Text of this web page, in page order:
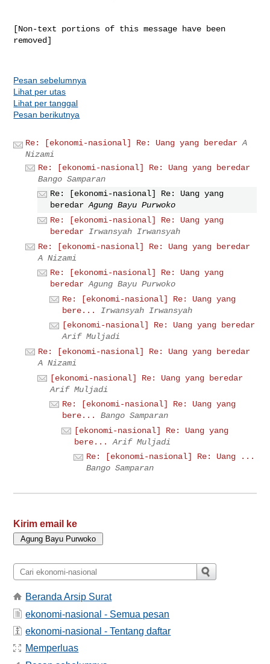
[Non-text portions of this message have been
removed]
Pesan sebelumnya
Lihat per utas
Lihat per tanggal
Pesan berikutnya
Re: [ekonomi-nasional] Re: Uang yang beredar A
Nizami
Re: [ekonomi-nasional] Re: Uang yang beredar
Bango Samparan
Re: [ekonomi-nasional] Re: Uang yang
beredar Agung Bayu Purwoko
Re: [ekonomi-nasional] Re: Uang yang
beredar Irwansyah Irwansyah
Re: [ekonomi-nasional] Re: Uang yang beredar
A Nizami
Re: [ekonomi-nasional] Re: Uang yang
beredar Agung Bayu Purwoko
Re: [ekonomi-nasional] Re: Uang yang
bere...
Irwansyah Irwansyah
[ekonomi-nasional] Re: Uang yang beredar
Arif Muljadi
Re: [ekonomi-nasional] Re: Uang yang beredar
A Nizami
[ekonomi-nasional] Re: Uang yang beredar
Arif Muljadi
Re: [ekonomi-nasional] Re: Uang yang
bere...
Bango Samparan
[ekonomi-nasional] Re: Uang yang
bere...
Arif Muljadi
Re: [ekonomi-nasional] Re: Uang ...
Bango Samparan
Kirim email ke
Beranda Arsip Surat
ekonomi-nasional - Semua pesan
ekonomi-nasional - Tentang daftar
Memperluas